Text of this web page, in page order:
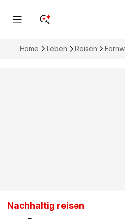
Home Leben Reisen
Nachhaltig reisen